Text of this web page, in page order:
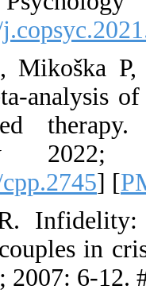
[
31.
qualitative
[
32.
working
York: